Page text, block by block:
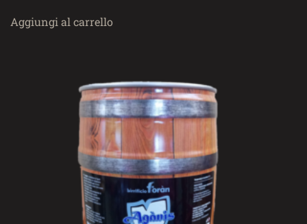
Aggiungi al carrello